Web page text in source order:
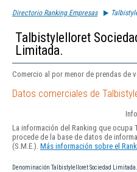
Directorio Ranking Empresas
Talbistylelloret
Limitada.
Comercio al por menor de prendas de
Datos comerciales de
La información del Ranking que
procede de la base de datos de
(S.M.E.). Más información sobre el
Denominación Talbistylelloret Sociedad Limitada.